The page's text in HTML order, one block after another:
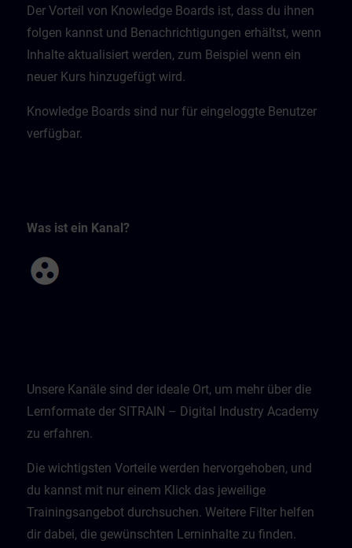
Der Vorteil von Knowledge Boards ist, dass du ihnen
folgen kannst und Benachrichtigungen erhältst, wenn
Inhalte aktualisiert werden, zum Beispiel wenn ein
neuer Kurs hinzugefügt wird.
Knowledge Boards sind nur für eingeloggte Benutzer
verfügbar.
Was ist ein Kanal?
Unsere Kanäle sind der ideale Ort, um mehr über die
Lernformate der SITRAIN – Digital Industry Academy
zu erfahren.
Die wichtigsten Vorteile werden hervorgehoben, und
du kannst mit nur einem Klick das jeweilige
Trainingsangebot durchsuchen. Weitere Filter helfen
dir dabei, die gewünschten Lerninhalte zu finden.